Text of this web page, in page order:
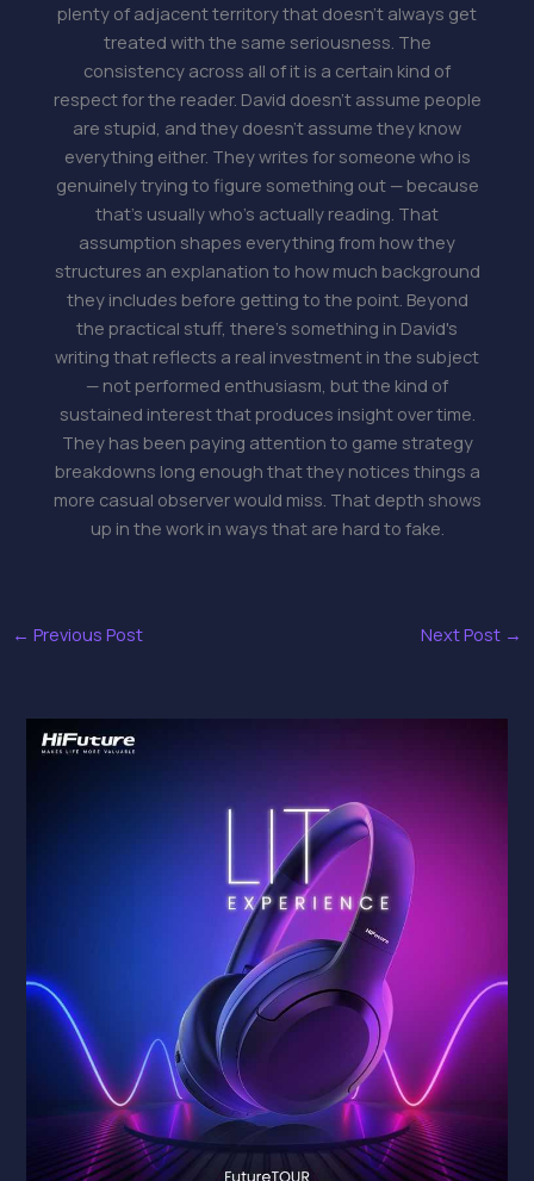
plenty of adjacent territory that doesn't always get
treated with the same seriousness. The
consistency across all of it is a certain kind of
respect for the reader. David doesn't assume people
are stupid, and they doesn't assume they know
everything either. They writes for someone who is
genuinely trying to figure something out — because
that's usually who's actually reading. That
assumption shapes everything from how they
structures an explanation to how much background
they includes before getting to the point. Beyond
the practical stuff, there's something in David's
writing that reflects a real investment in the subject
— not performed enthusiasm, but the kind of
sustained interest that produces insight over time.
They has been paying attention to game strategy
breakdowns long enough that they notices things a
more casual observer would miss. That depth shows
up in the work in ways that are hard to fake.
← Previous Post Next Post →